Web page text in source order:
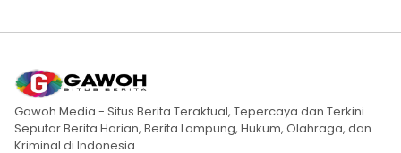
Gawoh Media - Situs Berita Teraktual, Tepercaya dan Terkini
Seputar Berita Harian, Berita Lampung, Hukum, Olahraga, dan
Kriminal di Indonesia